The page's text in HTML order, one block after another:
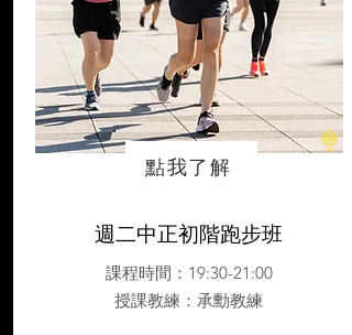
點我了解
週二中正初階跑步班
課程時間：19:30-21:00
授課教練 ：承勳教練